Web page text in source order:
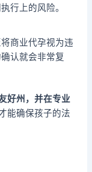
行上的风险。
商业代孕视为违
认就会非常复
好州，并在专业
能确保孩子的法